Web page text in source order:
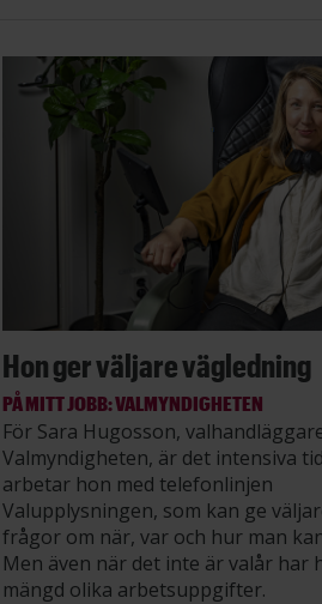
Hon ger väljare vägledning
PÅ MITT JOBB: VALMYNDIGHETEN
För Sara Hugosson,
Valmyndigheten, är det intensiva
arbetar hon med telefonlinjen
Valupplysningen, som kan ge
frågor om när, var och hur man
Men även när det inte är valår har
mängd olika arbetsuppgifter.